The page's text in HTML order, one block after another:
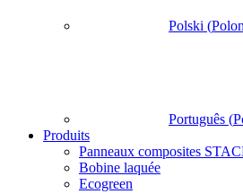
Polski (
Português (
Produits
Panneaux composites
Bobine laquée
Ecogreen